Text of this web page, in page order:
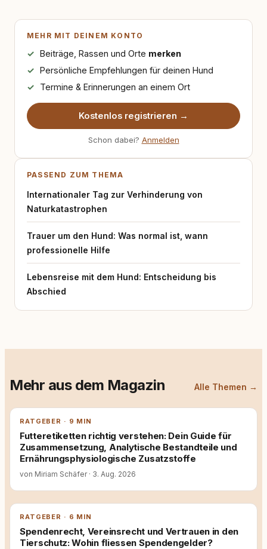
MEHR MIT DEINEM KONTO
Beiträge, Rassen und Orte merken
Persönliche Empfehlungen für deinen Hund
Termine & Erinnerungen an einem Ort
Kostenlos registrieren →
Schon dabei? Anmelden
PASSEND ZUM THEMA
Internationaler Tag zur Verhinderung von
Naturkatastrophen
Trauer um den Hund: Was normal ist, wann
professionelle Hilfe
Lebensreise mit dem Hund: Entscheidung bis
Abschied
Mehr aus dem Magazin Alle Themen →
RATGEBER · 9 MIN
Futteretiketten richtig verstehen: Dein Guide für
Zusammensetzung, Analytische Bestandteile und
Ernährungsphysiologische Zusatzstoffe
von Miriam Schäfer · 3. Aug. 2026
RATGEBER · 6 MIN
Spendenrecht, Vereinsrecht und Vertrauen in den
Tierschutz: Wohin fliessen Spendengelder?